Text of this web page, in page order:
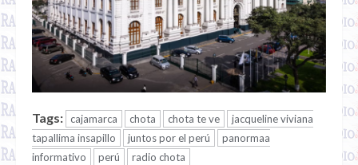
Tags: cajamarca chota chota te ve
jacqueline viviana
tapallima insapillo
juntos por el perú
panormaa
informativo
perú radio chota